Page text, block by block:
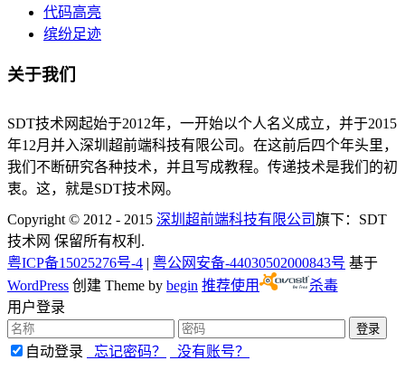
代码高亮
缤纷足迹
关于我们
SDT技术网起始于2012年，一开始以个人名义成立，并于2015
年12月并入深圳超前端科技有限公司。在这前后四个年头里，
我们不断研究各种技术，并且写成教程。传递技术是我们的初
衷。这，就是SDT技术网。
Copyright © 2012 - 2015 深圳超前端科技有限公司旗下：SDT
技术网 保留所有权利.
粤ICP备15025276号-4 | 粤公网安备-44030502000843号 基于
WordPress 创建 Theme by begin 推荐使用
杀毒
用户登录
自动登录 忘记密码？ 没有账号？